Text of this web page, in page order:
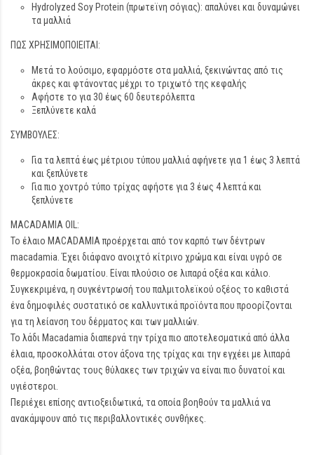
Hydrolyzed Soy Protein (πρωτεϊνη σόγιας): απαλύνει και δυναμώνει
τα μαλλιά
ΠΩΣ ΧΡΗΣΙΜΟΠΟΙΕΙΤΑΙ:
Μετά το λούσιμο, εφαρμόστε στα μαλλιά, ξεκινώντας από τις
άκρες και φτάνοντας μέχρι το τριχωτό της κεφαλής
Αφήστε το για 30 έως 60 δευτερόλεπτα
Ξεπλύνετε καλά
ΣΥΜΒΟΥΛΕΣ:
Για τα λεπτά έως μέτριου τύπου μαλλιά αφήνετε για 1 έως 3 λεπτά
και ξεπλύνετε
Για πιο χοντρό τύπο τρίχας αφήστε για 3 έως 4 λεπτά και
ξεπλύνετε
MACADAMIA OIL:
Το έλαιο MACADAMIA προέρχεται από τον καρπό των δέντρων
macadamia. Έχει διάφανο ανοιχτό κίτρινο χρώμα και είναι υγρό σε
θερμοκρασία δωματίου. Είναι πλούσιο σε λιπαρά οξέα και κάλιο.
Συγκεκριμένα, η συγκέντρωσή του παλμιτολεϊκού οξέος το καθιστά
ένα δημοφιλές συστατικό σε καλλυντικά προϊόντα που προορίζονται
για τη λείανση του δέρματος και των μαλλιών.
Το λάδι Macadamia διαπερνά την τρίχα πιο αποτελεσματικά από άλλα
έλαια, προσκολλάται στον άξονα της τρίχας και την εγχέει με λιπαρά
οξέα, βοηθώντας τους θύλακες των τριχών να είναι πιο δυνατοί και
υγιέστεροι.
Περιέχει επίσης αντιοξειδωτικά, τα οποία βοηθούν τα μαλλιά να
ανακάμψουν από τις περιβαλλοντικές συνθήκες.